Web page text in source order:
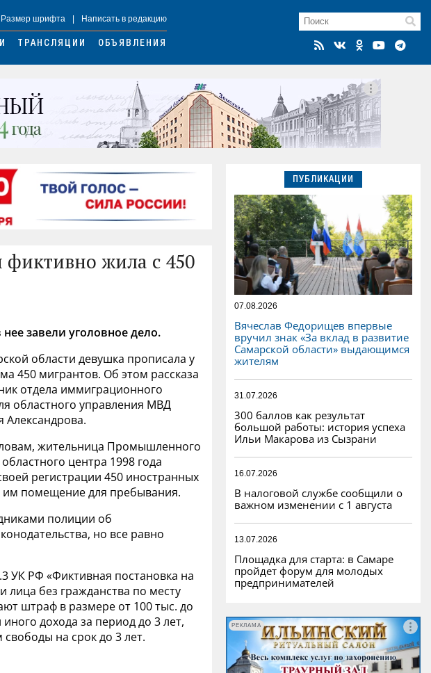
Размер шрифта Написать в редакцию
ТРАНСЛЯЦИИ ОБЪЯВЛЕНИЯ
фиктивно жила с 450
завели уголовное дело.
области девушка прописала у
450 мигрантов. Об этом рассказа
отдела иммиграционного
областного управления МВД
Александрова.
жительница Промышленного
центра 1998 года
регистрации 450 иностранных
им помещение для пребывания.
полиции об
но все равно
УК РФ «Фиктивная постановка на
без гражданства по месту
штраф в размере от 100 тыс. до
дохода за период до 3 лет,
на срок до 3 лет.
ПУБЛИКАЦИИ
07.08.2026
Вячеслав Федорищев впервые
вручил знак «За вклад в развитие
Самарской области» выдающимся
жителям
31.07.2026
300 баллов как результат
большой работы: история успеха
Ильи Макарова из Сызрани
16.07.2026
В налоговой службе сообщили о
важном изменении с 1 августа
13.07.2026
Площадка для старта: в Самаре
пройдет форум для молодых
предпринимателей
РЕКЛАМА